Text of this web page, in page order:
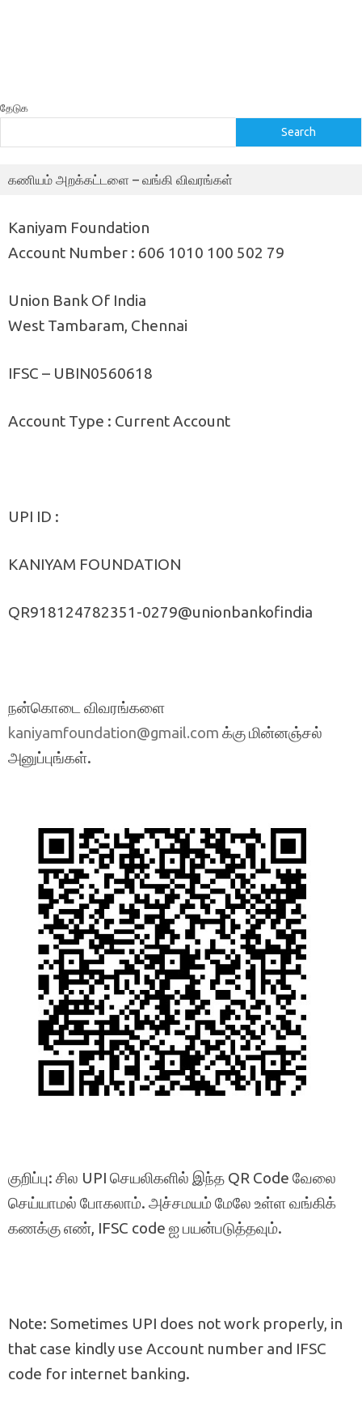
தேடுக
Search
கணியம் அறக்கட்டளை – வங்கி விவரங்கள்
Kaniyam Foundation
Account Number : 606 1010 100 502 79
Union Bank Of India
West Tambaram, Chennai
IFSC – UBIN0560618
Account Type : Current Account
UPI ID :
KANIYAM FOUNDATION
QR918124782351-0279@unionbankofindia
நன்கொடை விவரங்களை
kaniyamfoundation@gmail.com க்கு மின்னஞ்சல்
அனுப்புங்கள்.
குறிப்பு: சில UPI செயலிகளில் இந்த QR Code வேலை
செய்யாமல் போகலாம். அச்சமயம் மேலே உள்ள வங்கிக்
கணக்கு எண், IFSC code ஐ பயன்படுத்தவும்.
Note: Sometimes UPI does not work properly, in
that case kindly use Account number and IFSC
code for internet banking.